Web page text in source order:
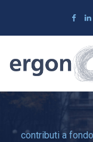
contributi a